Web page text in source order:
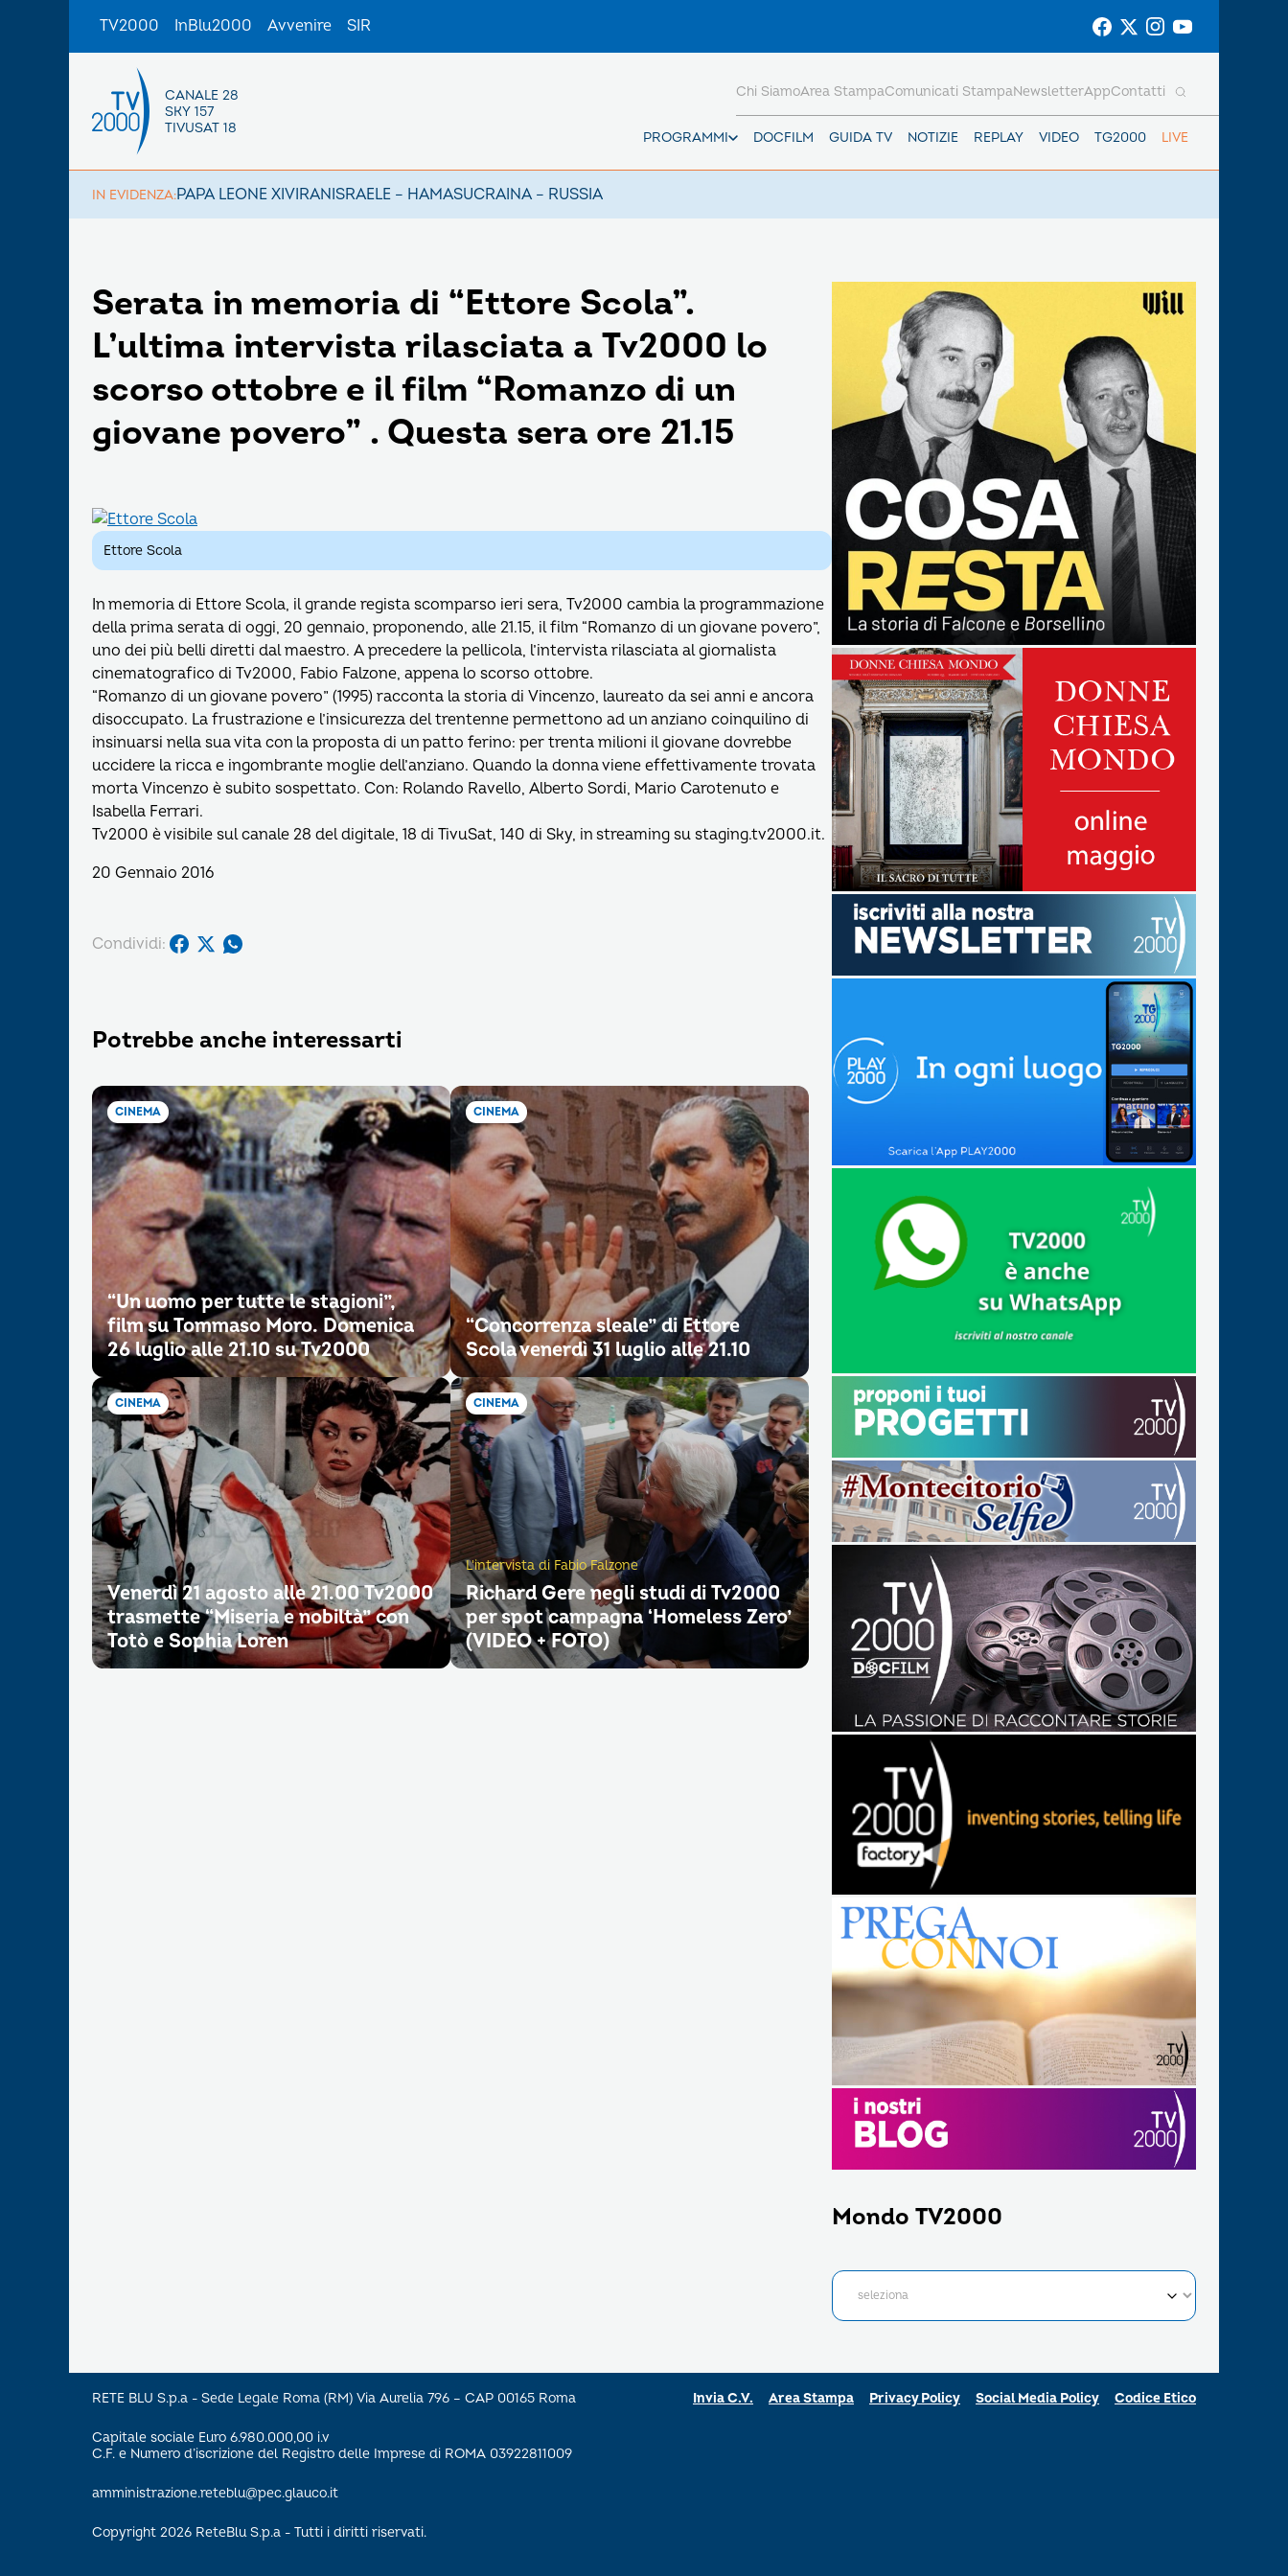
TV2000 InBlu2000 Avvenire SIR
CANALE 28
SKY 157
TIVUSAT 18
PROGRAMMI DOCFILM GUIDA TV NOTIZIE REPLAY VIDEO TG2000 LIVE
Chi SiamoArea StampaComunicati StampaNewsletterAppContatti
IN EVIDENZA:PAPA LEONE XIVIRANISRAELE – HAMASUCRAINA – RUSSIA
Serata in memoria di “Ettore Scola”.
L’ultima intervista rilasciata a Tv2000 lo
scorso ottobre e il film “Romanzo di un
giovane povero” . Questa sera ore 21.15
Ettore Scola
In memoria di Ettore Scola, il grande regista scomparso ieri sera, Tv2000 cambia la programmazione
della prima serata di oggi, 20 gennaio, proponendo, alle 21.15, il film “Romanzo di un giovane povero”,
uno dei più belli diretti dal maestro. A precedere la pellicola, l’intervista rilasciata al giornalista
cinematografico di Tv2000, Fabio Falzone, appena lo scorso ottobre.
“Romanzo di un giovane povero” (1995) racconta la storia di Vincenzo, laureato da sei anni e ancora
disoccupato. La frustrazione e l’insicurezza del trentenne permettono ad un anziano coinquilino di
insinuarsi nella sua vita con la proposta di un patto ferino: per trenta milioni il giovane dovrebbe
uccidere la ricca e ingombrante moglie dell’anziano. Quando la donna viene effettivamente trovata
morta Vincenzo è subito sospettato. Con: Rolando Ravello, Alberto Sordi, Mario Carotenuto e
Isabella Ferrari.
Tv2000 è visibile sul canale 28 del digitale, 18 di TivuSat, 140 di Sky, in streaming su staging.tv2000.it.
20 Gennaio 2016
Condividi:
Potrebbe anche interessarti
CINEMA
“Un uomo per tutte le stagioni”,
film su Tommaso Moro. Domenica
26 luglio alle 21.10 su Tv2000
CINEMA
“Concorrenza sleale” di Ettore
Scola venerdì 31 luglio alle 21.10
CINEMA
Venerdì 21 agosto alle 21.00 Tv2000
trasmette “Miseria e nobiltà” con
Totò e Sophia Loren
CINEMA
L'intervista di Fabio Falzone
Richard Gere negli studi di Tv2000
per spot campagna ‘Homeless Zero’
(VIDEO + FOTO)
Mondo TV2000
RETE BLU S.p.a - Sede Legale Roma (RM) Via Aurelia 796 – CAP 00165 Roma
Capitale sociale Euro 6.980.000,00 i.v
C.F. e Numero d’iscrizione del Registro delle Imprese di ROMA 03922811009
amministrazione.reteblu@pec.glauco.it
Copyright 2026 ReteBlu S.p.a - Tutti i diritti riservati.
Invia C.V. Area Stampa Privacy Policy Social Media Policy Codice Etico